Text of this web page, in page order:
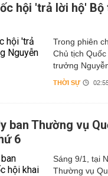
hội 'trả lời hộ'
Trong phiên
Chủ tịch
trưởng
THỜI SỰ
ban Thường vụ
6
Sáng 9/1, tại
Thường vụ